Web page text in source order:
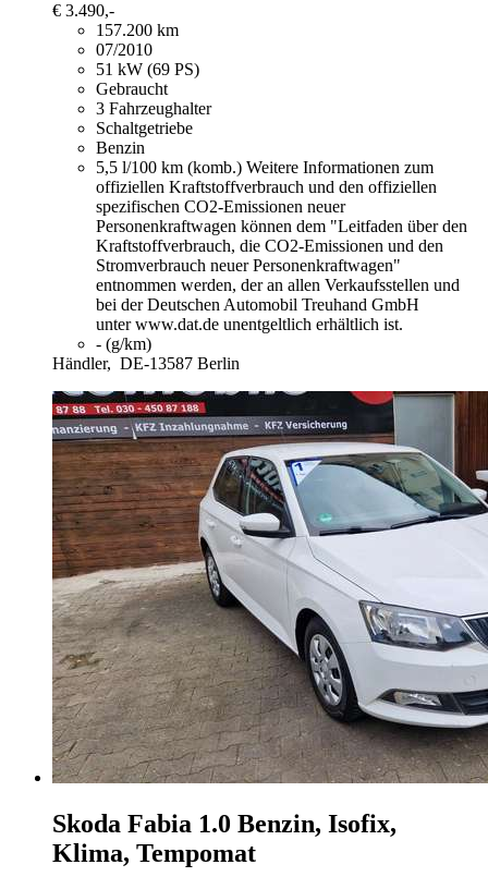
€ 3.490,-
157.200 km
07/2010
51 kW (69 PS)
Gebraucht
3 Fahrzeughalter
Schaltgetriebe
Benzin
5,5 l/100 km (komb.) Weitere Informationen zum
offiziellen Kraftstoffverbrauch und den offiziellen
spezifischen CO2-Emissionen neuer
Personenkraftwagen können dem "Leitfaden über den
Kraftstoffverbrauch, die CO2-Emissionen und den
Stromverbrauch neuer Personenkraftwagen"
entnommen werden, der an allen Verkaufsstellen und
bei der Deutschen Automobil Treuhand GmbH
unter www.dat.de unentgeltlich erhältlich ist.
- (g/km)
Händler, DE-13587 Berlin
Skoda Fabia 1.0 Benzin, Isofix,
Klima, Tempomat